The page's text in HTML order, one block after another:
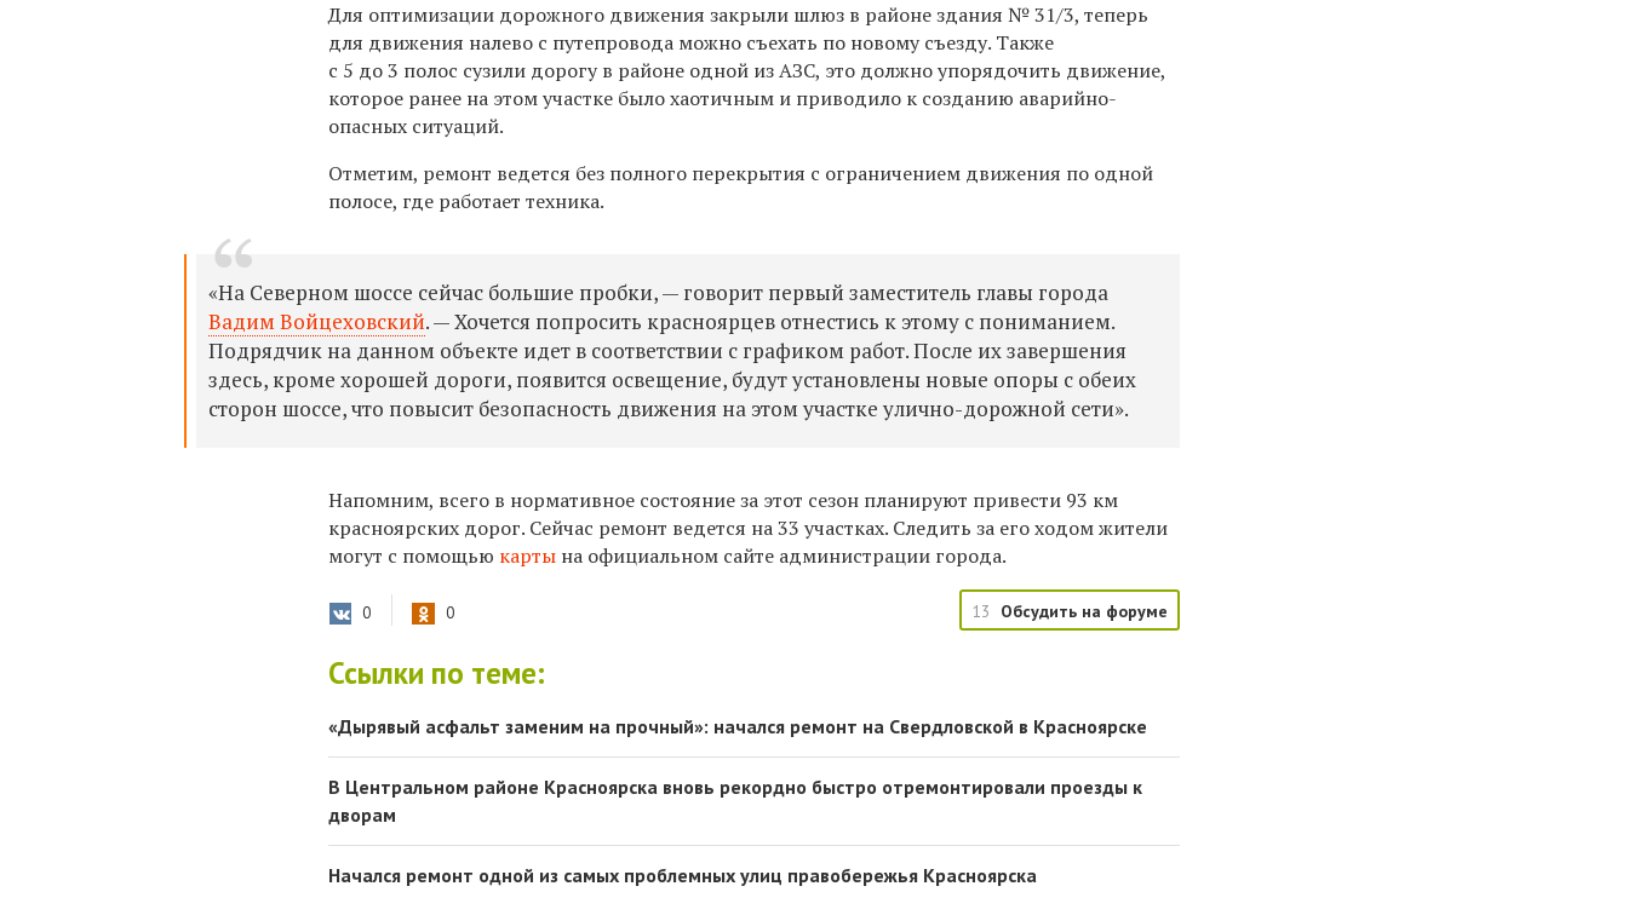
Для оптимизации дорожного движения закрыли шлюз в районе здания № 31/3, теперь
для движения налево с путепровода можно съехать по новому съезду. Также
с 5 до 3 полос сузили дорогу в районе одной из АЗС, это должно упорядочить движение,
которое ранее на этом участке было хаотичным и приводило к созданию аварийно-
опасных ситуаций.
Отметим, ремонт ведется без полного перекрытия с ограничением движения по одной
полосе, где работает техника.
«На Северном шоссе сейчас большие пробки, — говорит первый заместитель главы города
Вадим Войцеховский. — Хочется попросить красноярцев отнестись к этому с пониманием.
Подрядчик на данном объекте идет в соответствии с графиком работ. После их завершения
здесь, кроме хорошей дороги, появится освещение, будут установлены новые опоры с обеих
сторон шоссе, что повысит безопасность движения на этом участке улично-дорожной сети».
Напомним, всего в нормативное состояние за этот сезон планируют привести 93 км
красноярских дорог. Сейчас ремонт ведется на 33 участках. ​Следить за его ходомжители
могут с помощью карты на официальном сайте администрации города.
0 0 13 Обсудить на форуме
Ссылки по теме:
«Дырявый асфальт заменим на прочный»: начался ремонт на Свердловской в Красноярске
В Центральном районе Красноярска вновь рекордно быстро отремонтировали проезды к
дворам
Начался ремонт одной из самых проблемных улиц правобережья Красноярска